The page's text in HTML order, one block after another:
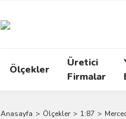
Ölçekler
Üretici
Firmalar
Anasayfa Ölçekler 1:87